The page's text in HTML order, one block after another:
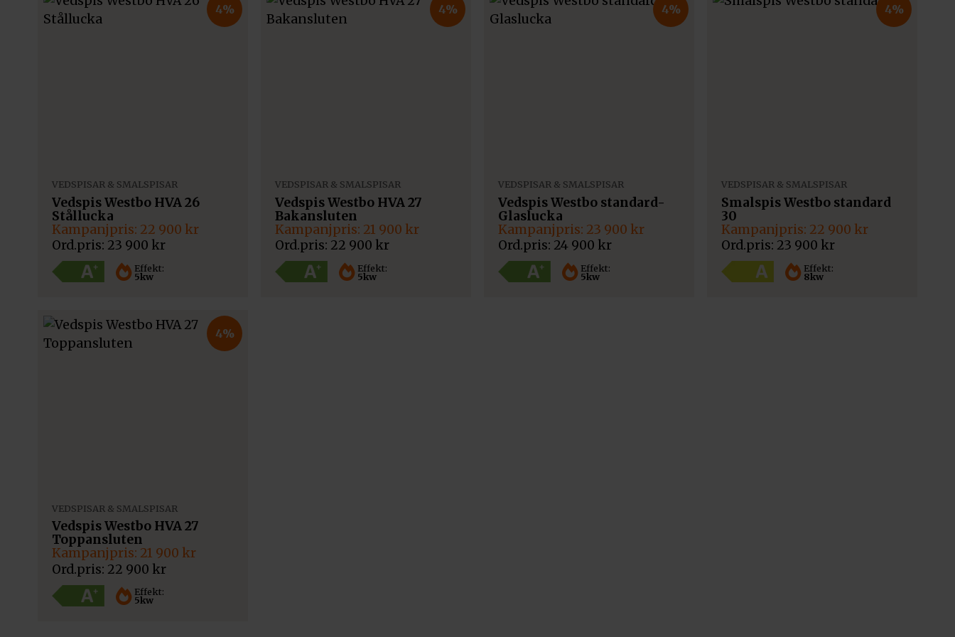
4%
Effekt:
5kw
VEDSPISAR & SMALSPISAR
Vedspis Westbo HVA 26
Stållucka
23 900 kr
Det
ursprungliga
priset
var:
23
22 900 kr
Det
nuvarande
priset
är:
22
4%
Effekt:
5kw
VEDSPISAR & SMALSPISAR
Vedspis Westbo HVA 27
Bakansluten
22 900 kr
Det
ursprungliga
priset
var:
22
21 900 kr
Det
nuvarande
priset
är:
21
4%
Effekt:
5kw
VEDSPISAR & SMALSPISAR
Vedspis Westbo standard-
Glaslucka
24 900 kr
Det
ursprungliga
priset
var:
24
23 900 kr
Det
nuvarande
priset
är:
23
4%
Effekt:
8kw
VEDSPISAR & SMALSPISAR
Smalspis Westbo standard
30
23 900 kr
Det
ursprungliga
priset
var:
23
22 900 kr
Det
nuvarande
priset
är:
22
4%
Effekt:
5kw
VEDSPISAR & SMALSPISAR
Vedspis Westbo HVA 27
Toppansluten
22 900 kr
Det
ursprungliga
priset
var:
22
21 900 kr
Det
nuvarande
priset
är:
21